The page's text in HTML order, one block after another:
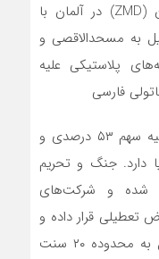
محکوم کرد. شورای مرکزی مسلمانان (ZMD) در آلمان با
به مسحدالاقصی و
پلاستیکی علیه
فارسی
افزایش هزینه انرژی در اروپا. روسیه سهم ۵۳ درصدی و
دارد. جنگ و تحریم
شده و شرکت‌های
تعطیلی قرار داده و
باعث شده است در آلمان قیمت برق به محدوده ۲۰ سنت